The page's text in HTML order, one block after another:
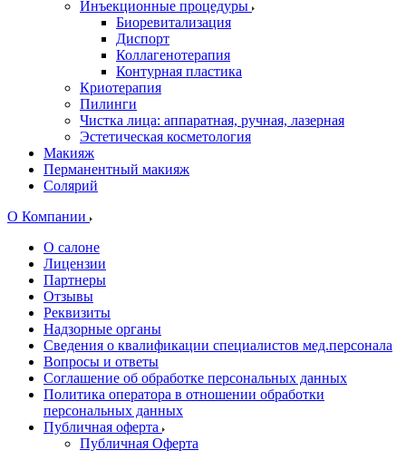
Инъекционные процедуры
Биоревитализация
Диспорт
Коллагенотерапия
Контурная пластика
Криотерапия
Пилинги
Чистка лица: аппаратная, ручная, лазерная
Эстетическая косметология
Макияж
Перманентный макияж
Солярий
О Компании
О салоне
Лицензии
Партнеры
Отзывы
Реквизиты
Надзорные органы
Сведения о квалификации специалистов мед.персонала
Вопросы и ответы
Соглашение об обработке персональных данных
Политика оператора в отношении обработки
персональных данных
Публичная оферта
Публичная Оферта